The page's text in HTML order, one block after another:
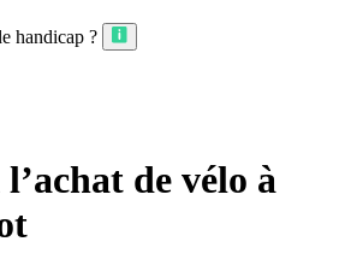
handicap ?
de vélo à